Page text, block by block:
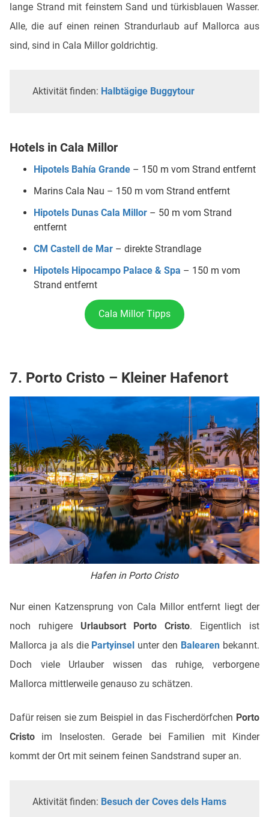
lange Strand mit feinstem Sand und türkisblauen Wasser.
Alle, die auf einen reinen Strandurlaub auf Mallorca aus
sind, sind in Cala Millor goldrichtig.
Aktivität finden: Halbtägige Buggytour
Hotels in Cala Millor
Hipotels Bahía Grande – 150 m vom Strand entfernt
Marins Cala Nau – 150 m vom Strand entfernt
Hipotels Dunas Cala Millor – 50 m vom Strand
entfernt
CM Castell de Mar – direkte Strandlage
Hipotels Hipocampo Palace & Spa – 150 m vom
Strand entfernt
Cala Millor Tipps
7. Porto Cristo – Kleiner Hafenort
Hafen in Porto Cristo
Nur einen Katzensprung von Cala Millor entfernt liegt der
noch ruhigere Urlaubsort Porto Cristo. Eigentlich ist
Mallorca ja als die Partyinsel unter den Balearen bekannt.
Doch viele Urlauber wissen das ruhige, verborgene
Mallorca mittlerweile genauso zu schätzen.
Dafür reisen sie zum Beispiel in das Fischerdörfchen Porto
Cristo im Inselosten. Gerade bei Familien mit Kinder
kommt der Ort mit seinem feinen Sandstrand super an.
Aktivität finden: Besuch der Coves dels Hams